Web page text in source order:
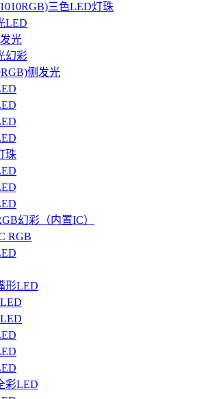
三色LED灯珠
LED
光
幻彩
侧发光
珠
幻彩（内置IC）
RGB
形LED
彩LED